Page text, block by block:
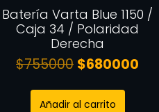
Batería Varta Blue 1150 /
Caja 34 / Polaridad
Derecha
$755000 $680000
Añadir al carrito